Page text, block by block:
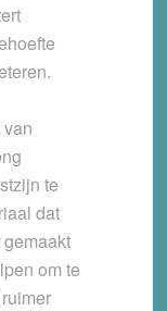
te
dat
om te